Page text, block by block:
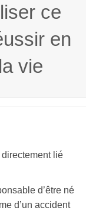
ce
en
vie
lié
d’être né
d’un accident